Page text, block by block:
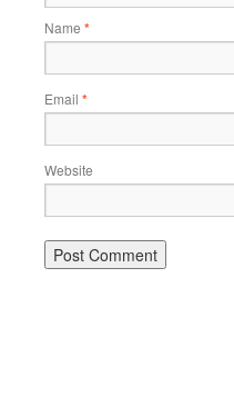
Name *
Email *
Website